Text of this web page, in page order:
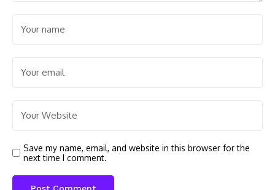
Save my name, email, and website in this browser for the
next time I comment.